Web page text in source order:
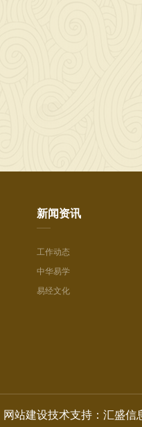
新闻资讯
工作动态
中华易学
易经文化
网站建设技术支持：汇盛信